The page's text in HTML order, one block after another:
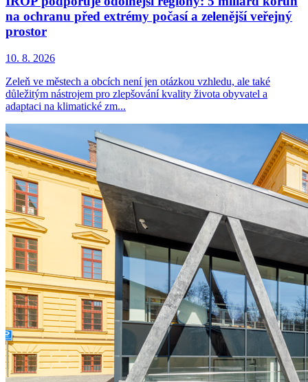
na ochranu před extrémy počasí a zelenější veřejný
prostor
10. 8. 2026
Zeleň ve městech a obcích není jen otázkou vzhledu, ale také
důležitým nástrojem pro zlepšování kvality života obyvatel a
adaptaci na klimatické zm...